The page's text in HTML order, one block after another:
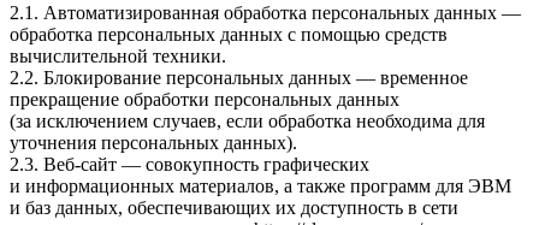
2.1. Автоматизированная обработка персональных данных —
обработка персональных данных с помощью средств
вычислительной техники.
2.2. Блокирование персональных данных — временное
прекращение обработки персональных данных
(за исключением случаев, если обработка необходима для
уточнения персональных данных).
2.3. Веб-сайт — совокупность графических
и информационных материалов, а также программ для ЭВМ
и баз данных, обеспечивающих их доступность в сети